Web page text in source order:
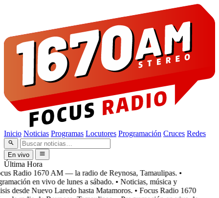
Inicio Noticias Programas Locutores Programación Cruces Redes
En vivo
Última Hora
Radio 1670 AM — la radio de Reynosa, Tamaulipas. •
en vivo de lunes a sábado. • Noticias, música y
desde Nuevo Laredo hasta Matamoros. • Focus Radio 1670